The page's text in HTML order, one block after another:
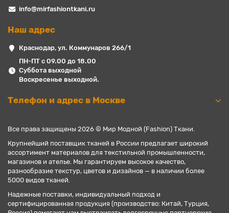
info@mirfashiontkani.ru
Наш адрес
Краснодар, ул. Коммунаров 266/1
ПН-ПТ с 09.00 до 18.00
Суббота выходной
Воскресенье выходной.
Телефон и адрес в Москве
Все права защищены 2026 © Мир Модной (Fashion) Ткани.
Крупнейший поставщик тканей в России предлагает широкий
ассортимент материалов для текстильной промышленности,
магазинов и ателье. Мы гарантируем высокое качество,
разнообразие текстур, цветов и дизайнов — в наличии более
5000 видов тканей.
Надежные поставки, индивидуальный подход и
сертифицированная продукция (производство: Китай, Турция,